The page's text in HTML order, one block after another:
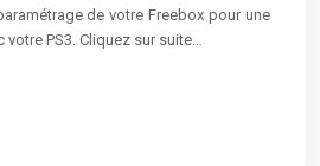
de votre Freebox pour une
PS3. Cliquez sur suite…